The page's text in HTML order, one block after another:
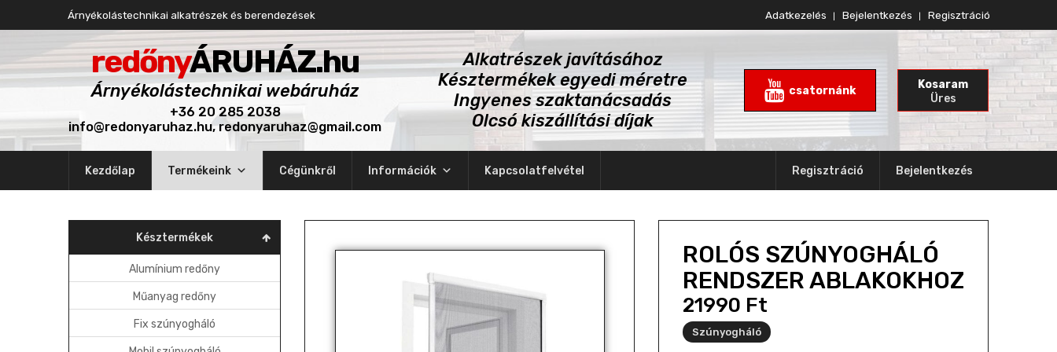
Árnyékolástechnikai alkatrészek és berendezések Adatkezelés Bejelentkezés Regisztráció
redőnyÁRUHÁZ.hu
Árnyékolástechnikai webáruház
+36 20 285 2038
info@redonyaruhaz.hu, redonyaruhaz@gmail.com
Alkatrészek javításához
Késztermékek egyedi méretre
Ingyenes szaktanácsadás
Olcsó kiszállítási díjak
csatornánk
Kosaram
Üres
Kezdőlap Termékeink Cégünkről Információk Kapcsolatfelvétel Bejelentkezés
Regisztráció
Késztermékek
Alumínium redőny
Műanyag redőny
Fix szúnyogháló
ROLÓS SZÚNYOGHÁLÓ
RENDSZER ABLAKOKHOZ
21990 Ft
Szúnyogháló